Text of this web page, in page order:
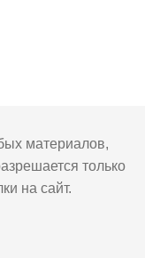
материалов,
только
на сайт.